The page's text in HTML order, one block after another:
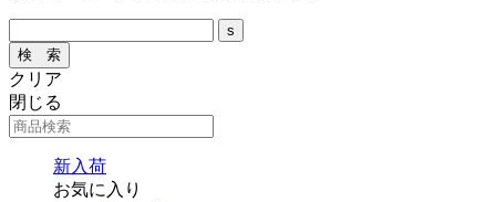
クリア
閉じる
新入荷
お気に入り